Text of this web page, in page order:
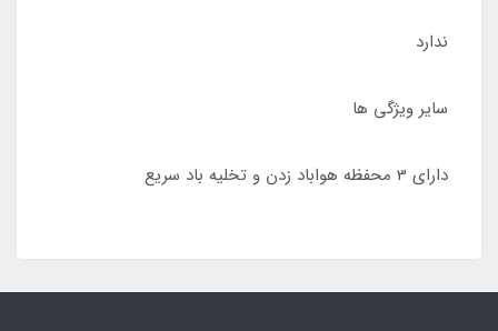
ندارد
سایر ویژگی ها
دارای 3 محفظه هواباد زدن و تخلیه باد سریع